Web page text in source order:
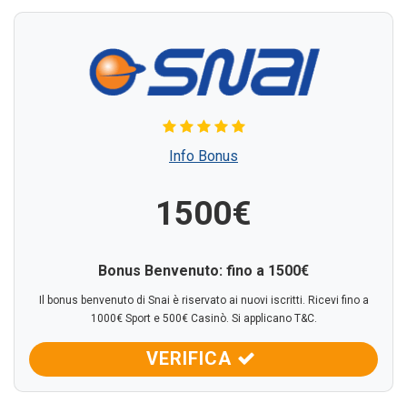
Info Bonus
1500€
Bonus Benvenuto: fino a 1500€
Il bonus benvenuto di Snai è riservato ai nuovi iscritti. Ricevi fino a
1000€ Sport e 500€ Casinò. Si applicano T&C.
VERIFICA